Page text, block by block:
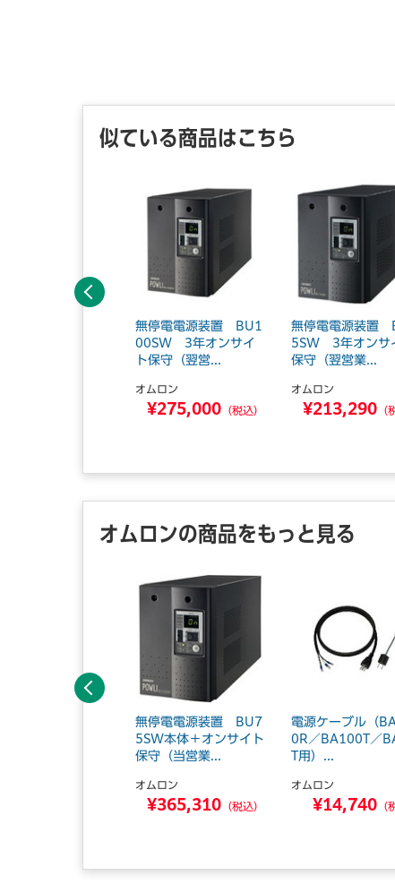
似ている商品はこちら
無停電電源装置 BU1
00SW 3年オンサイ
ト保守（翌営...
オムロン
¥275,000 （税込）
無停電電源装置
5SW 3年オンサ
保守（翌営業...
オムロン
¥213,290 （
前へ
オムロンの商品をもっと見る
無停電電源装置 BU7
5SW本体＋オンサイト
保守（当営業...
オムロン
¥365,310 （税込）
電源ケーブル（
0R／BA100T／
T用）...
オムロン
¥14,740 （
前へ